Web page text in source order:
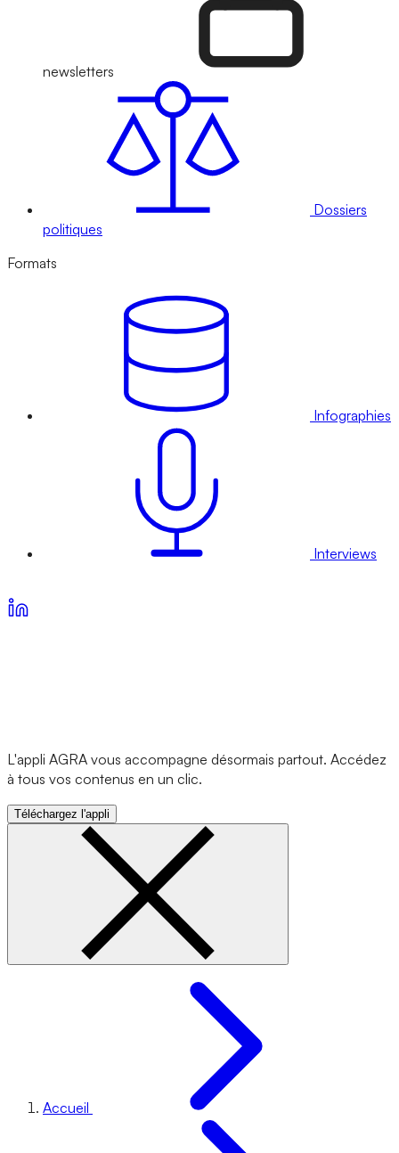
newsletters
Dossiers
politiques
Formats
Infographies
Interviews
L'appli AGRA vous accompagne désormais partout. Accédez
à tous vos contenus en un clic.
Téléchargez l'appli
Accueil